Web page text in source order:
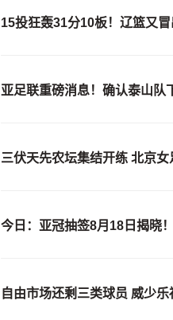
15投狂轰31分10板！辽篮又
亚足联重磅消息！确认泰山队
三伏天先农坛集结开练 北京
今日：亚冠抽签8月18日揭晓
自由市场还剩三类球员 威少乐